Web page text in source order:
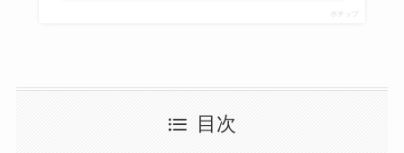
ポチップ
目次